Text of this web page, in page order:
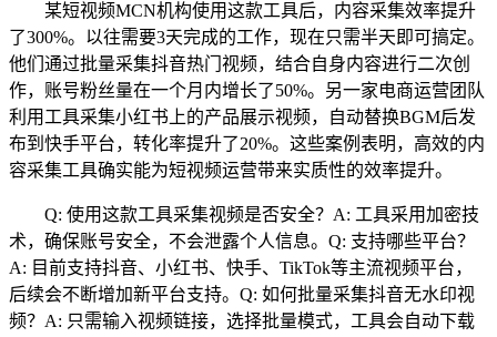
某短视频MCN机构使用这款工具后，内容采集效率提升
了300%。以往需要3天完成的工作，现在只需半天即可搞定。
他们通过批量采集抖音热门视频，结合自身内容进行二次创
作，账号粉丝量在一个月内增长了50%。另一家电商运营团队
利用工具采集小红书上的产品展示视频，自动替换BGM后发
布到快手平台，转化率提升了20%。这些案例表明，高效的内
容采集工具确实能为短视频运营带来实质性的效率提升。
Q: 使用这款工具采集视频是否安全？A: 工具采用加密技
术，确保账号安全，不会泄露个人信息。Q: 支持哪些平台？
A: 目前支持抖音、小红书、快手、TikTok等主流视频平台，
后续会不断增加新平台支持。Q: 如何批量采集抖音无水印视
频？A: 只需输入视频链接，选择批量模式，工具会自动下载